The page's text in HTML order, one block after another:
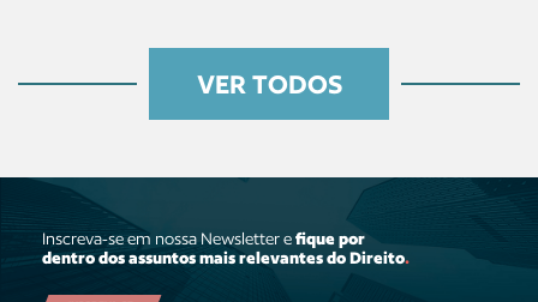
VER TODOS
Inscreva-se em nossa Newsletter efique por
dentro dos assuntos mais relevantes do Direito.